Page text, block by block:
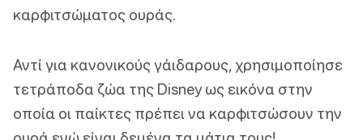
καρφιτσώματος ουράς.
Αντί για κανονικούς γάιδαρους, χρησιμοποίησε
τετράποδα ζώα της Disney ως εικόνα στην
οποία οι παίκτες πρέπει να καρφιτσώσουν την